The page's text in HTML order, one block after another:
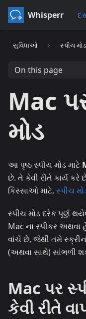
Whisperr
સુવિધાઓ સ્પીચ મોડ
On this page
Mac
મોડ
આ પૃષ્ઠ સ્પીચ મોડ માટે
છે. તે કેવી રીતે કાર્ય
કિસ્સાઓ માટે, સ્પીચ
સ્પીચ મોડ દરેક પૂર્ણ
Mac ના સ્પીકર અથવા
વાંચે છે, જેથી તમે
(અથવા સાથે) સાંભળી
Mac પર
કેવી રીતે